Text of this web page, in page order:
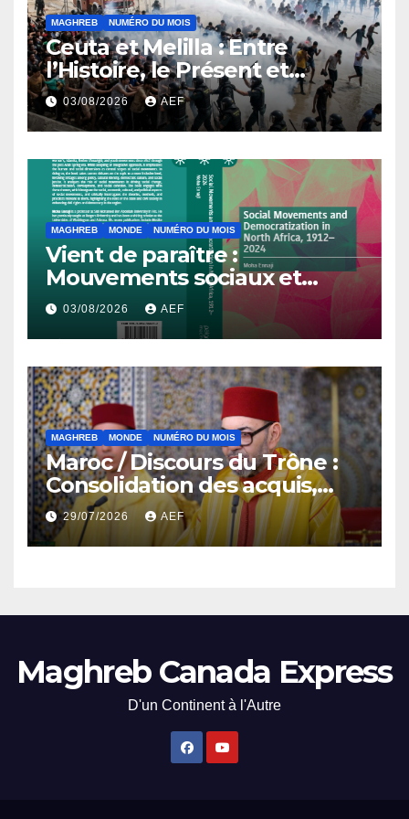
MAGHREB NUMÉRO DU MOIS
Ceuta et Melilla : Entre
l’Histoire, le Présent et
l’Avenir
03/08/2026 AEF
MAGHREB MONDE NUMÉRO DU MOIS
Vient de paraître :
Mouvements sociaux et
démocratisation en Afrique
du Nord, 1912-2024
03/08/2026 AEF
MAGHREB MONDE NUMÉRO DU MOIS
Maroc / Discours du Trône :
Consolidation des acquis,
résilience économique et
affirmation d’une
souveraineté stratégique
29/07/2026 AEF
Maghreb Canada Express
D'un Continent à l'Autre